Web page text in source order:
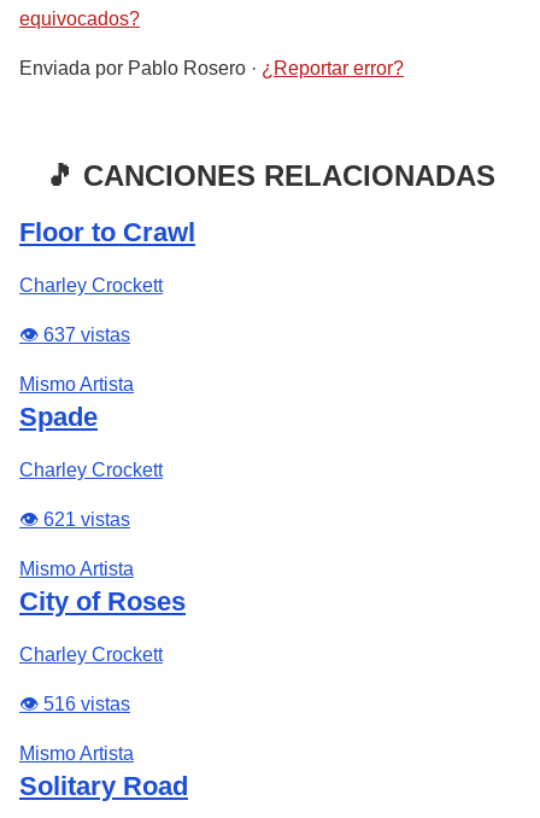
equivocados?
Enviada por Pablo Rosero · ¿Reportar error?
🎵 CANCIONES RELACIONADAS
Floor to Crawl
Charley Crockett
👁️ 637 vistas
Mismo Artista
Spade
Charley Crockett
👁️ 621 vistas
Mismo Artista
City of Roses
Charley Crockett
👁️ 516 vistas
Mismo Artista
Solitary Road